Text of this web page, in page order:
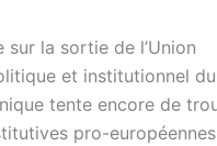
la sortie de l’Union
et institutionnel
tente encore de
pro-européennes